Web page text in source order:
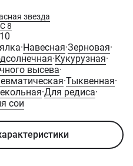
звезда
8
·Навесная·Зерновая·
·Кукурузная·
высева·
·Тыквенная·
·Для редиса·
сои